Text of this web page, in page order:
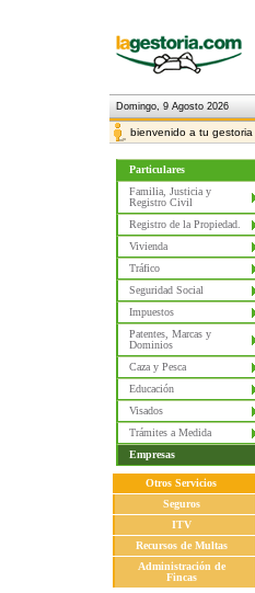
Domingo, 9 Agosto 2026
bienvenido a tu gestoria ,
Particulares
Familia, Justicia y
Registro Civil
Registro de la Propiedad.
Vivienda
Tráfico
Seguridad Social
Impuestos
Patentes, Marcas y
Dominios
Caza y Pesca
Educación
Visados
Trámites a Medida
Empresas
Otros Servicios
Seguros
ITV
Recursos de Multas
Administración de
Fincas